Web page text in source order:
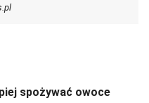
spożywać owoce